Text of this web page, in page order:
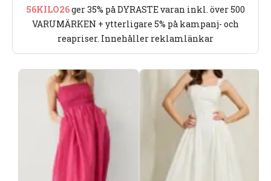
56KILO26ger 35% på DYRASTE varan inkl. över 500
VARUMÄRKEN + ytterligare 5% på kampanj- och
reapriser. Innehåller reklamlänkar